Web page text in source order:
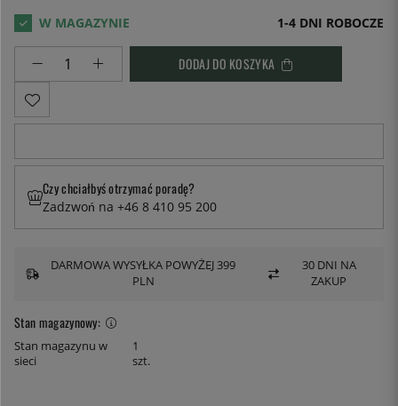
1-4 DNI ROBOCZE
DODAJ DO KOSZYKA
Stan magazynowy:
Stan magazynu w
sieci
1
szt.
Czy chciałbyś otrzymać poradę?
Zadzwoń na +46 8 410 95 200
DARMOWA WYSYŁKA POWYŻEJ 399
PLN
30 DNI NA
ZAKUP